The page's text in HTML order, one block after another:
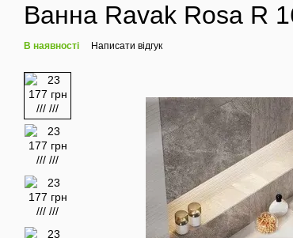
Ванна Ravak Rosa R
В наявності Написати відгук